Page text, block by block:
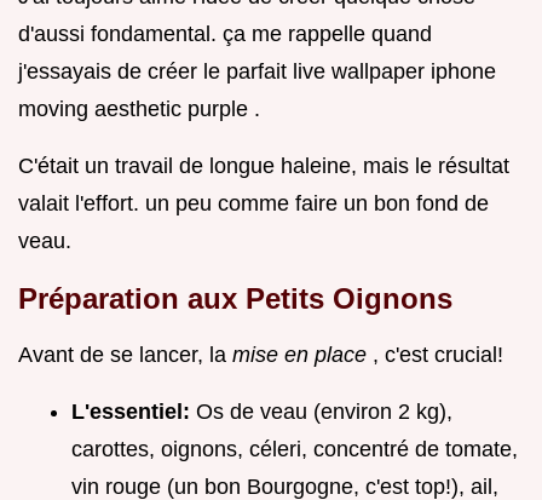
d'aussi fondamental. ça me rappelle quand
j'essayais de créer le parfait live wallpaper iphone
moving aesthetic purple .
C'était un travail de longue haleine, mais le résultat
valait l'effort. un peu comme faire un bon fond de
veau.
Préparation aux Petits Oignons
Avant de se lancer, la mise en place , c'est crucial!
L'essentiel: Os de veau (environ 2 kg),
carottes, oignons, céleri, concentré de tomate,
vin rouge (un bon Bourgogne, c'est top!), ail,